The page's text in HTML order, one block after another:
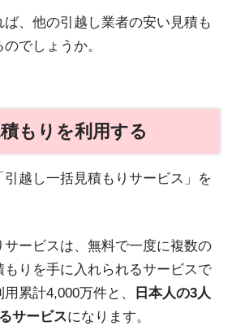
、他の引越し業者の安い見積も
でしょうか。
もりを利用する
越し一括見積もりサービス」を
サービスは、無料で一度に複数の
もりを手に入れられるサービスで
累計4,000万件と、
日本人の3人
サービスになります。